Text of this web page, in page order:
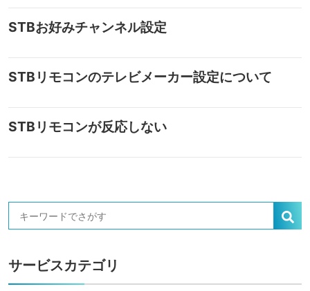
STBお好みチャンネル設定
STBリモコンのテレビメーカー設定について
STBリモコンが反応しない
サービスカテゴリ